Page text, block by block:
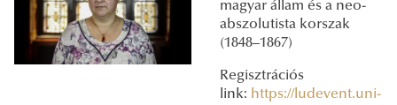
magyar állam és a neo-
abszolutista korszak
(1848–1867)
Regisztrációs
link: https://ludevent.uni-